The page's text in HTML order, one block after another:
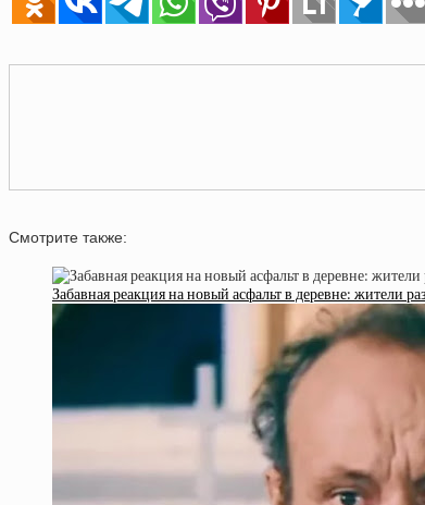
Смотрите также:
Забавная реакция на новый асфальт в деревне: жители